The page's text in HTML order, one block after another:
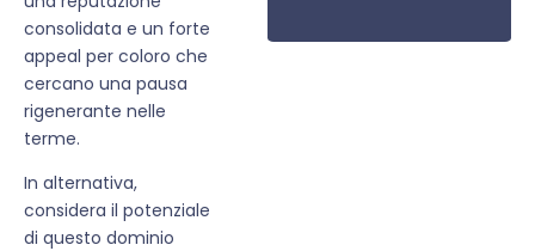
consolidata e un forte
appeal per coloro che
cercano una pausa
rigenerante nelle
terme.
In alternativa,
considera il potenziale
di questo dominio